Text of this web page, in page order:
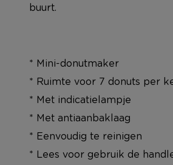
buurt.
* Mini-donutmaker
* Ruimte voor 7 donuts per
* Met indicatielampje
* Met antiaanbaklaag
* Eenvoudig te reinigen
* Lees voor gebruik de